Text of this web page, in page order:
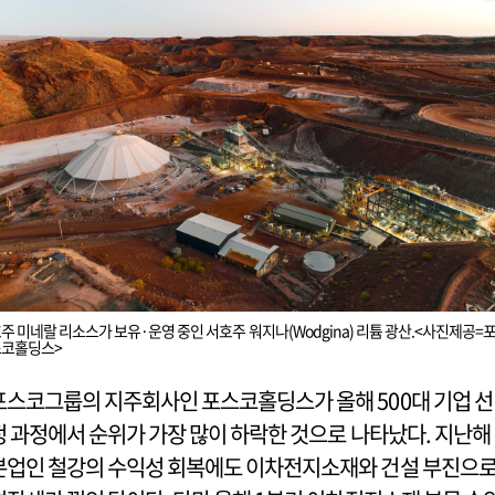
미네랄 리소스가 보유·운영 중인 서호주 워지나(Wodgina) 리튬 광산.<사진제공=
홀딩스>
스코그룹의 지주회사인 포스코홀딩스가 올해 500대 기업 선
과정에서 순위가 가장 많이 하락한 것으로 나타났다. 지난해
업인 철강의 수익성 회복에도 이차전지소재와 건설 부진으